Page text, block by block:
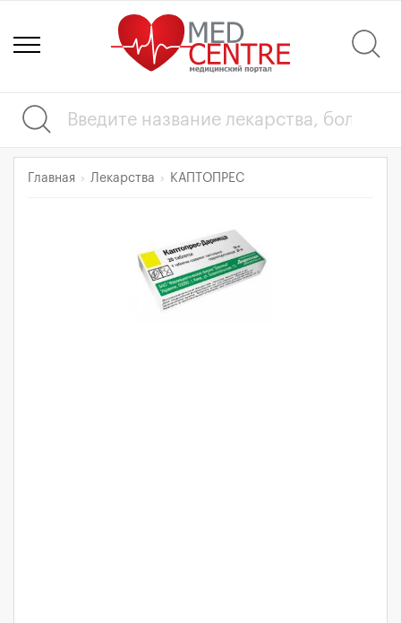
Главная Лекарства КАПТОПРЕС